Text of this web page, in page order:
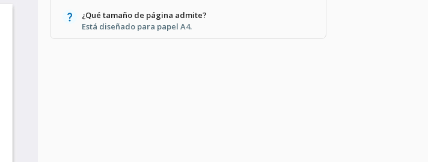
¿Qué tamaño de página admite?
Está diseñado para papel A4.